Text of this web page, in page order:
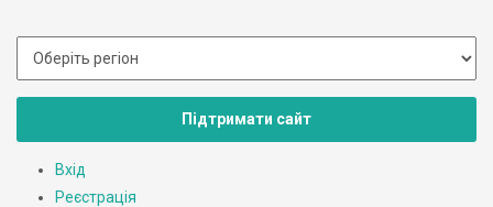
Підтримати сайт
Вхід
Реєстрація